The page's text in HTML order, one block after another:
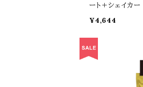
ート＋シェイカー
¥4,644